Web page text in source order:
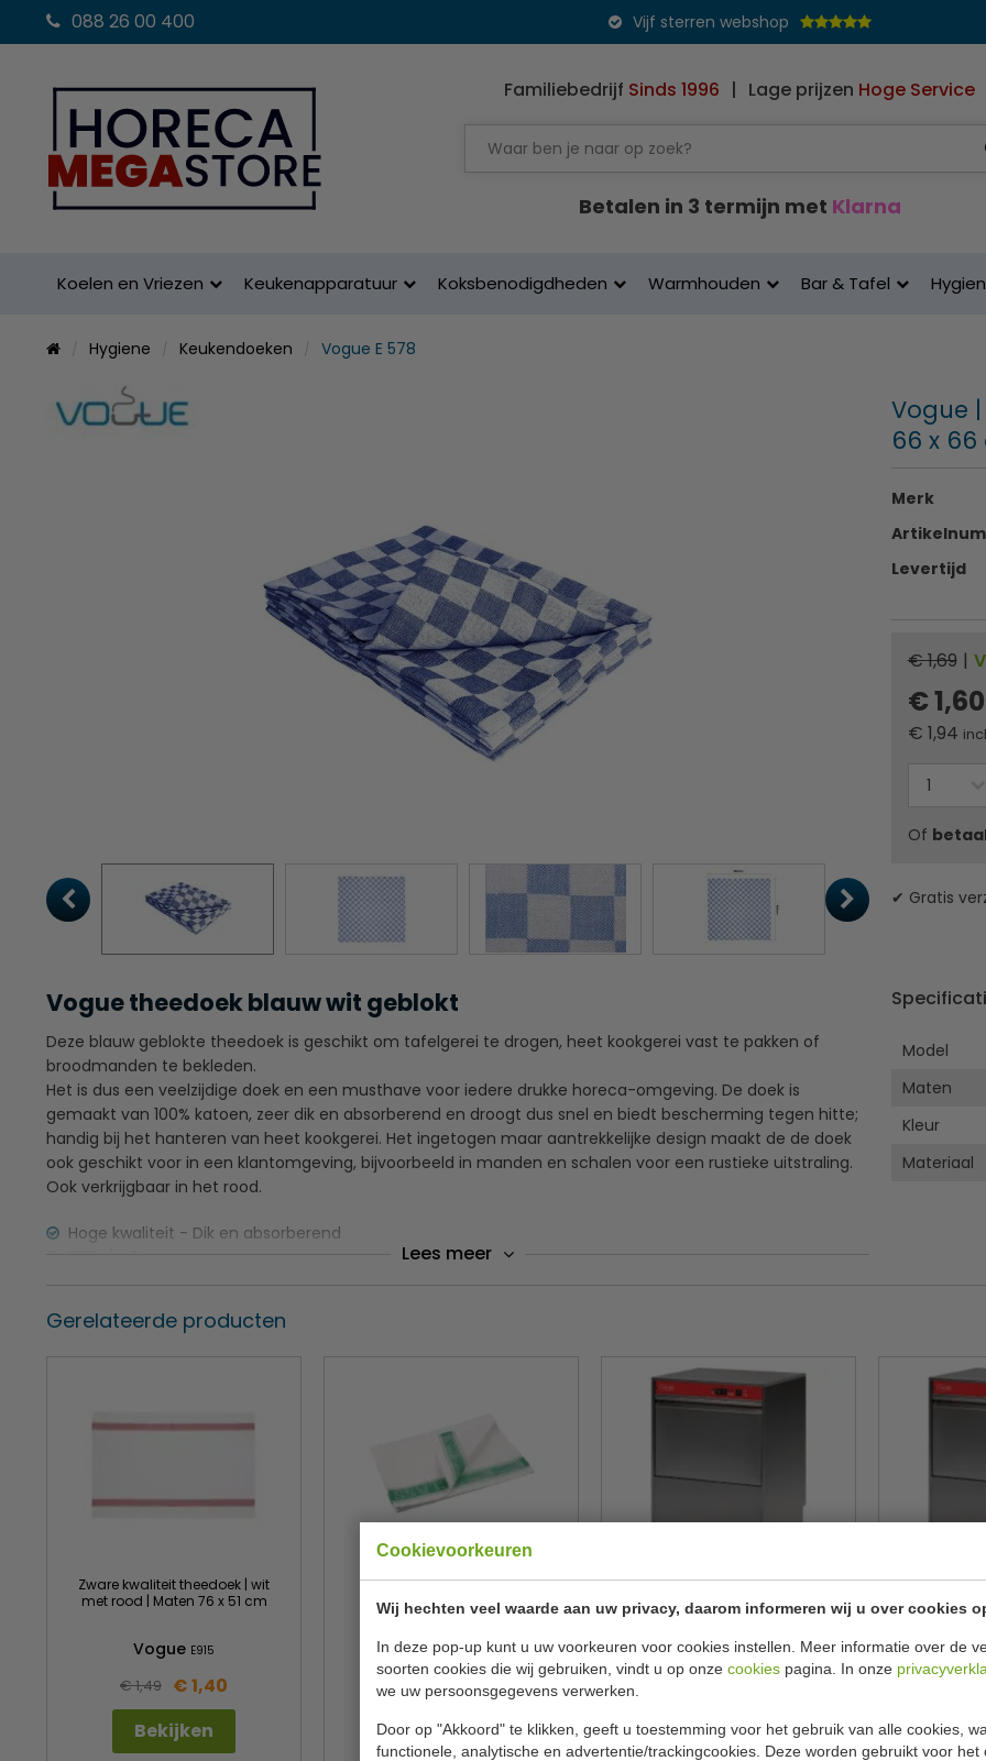
Cookievoorkeuren
Wij hechten veel waarde aan uw privacy, daarom informeren wij u over cookies
In deze pop-up kunt u uw voorkeuren voor cookies instellen. Meer informatie over de
soorten cookies die wij gebruiken, vindt u op onze cookies pagina. In onze
we uw persoonsgegevens verwerken.
Door op "Akkoord" te klikken, geeft u toestemming voor het gebruik van alle cookies,
functionele, analytische en advertentie/trackingcookies. Deze worden gebruikt voor het
088 26 00 400 Vijf sterren webshop
Familiebedrijf Sinds 1996 | Lage prijzen Hoge Service
Betalen in 3 termijn met Klarna
Koelen en Vriezen Keukenapparatuur Koksbenodigdheden Warmhouden Bar & Tafel
Hygiene Keukendoeken Vogue E 578
Vogue
66 x 66
Merk
Levertijd
€ 1,69 |
€ 1,60
€ 1,94
Of
✔ Gratis
Vogue theedoek blauw wit geblokt
Deze blauw geblokte theedoek is geschikt om tafelgerei te drogen, heet kookgerei vast te pakken of
broodmanden te bekleden.
Het is dus een veelzijdige doek en een musthave voor iedere drukke horeca-omgeving. De doek is
gemaakt van 100% katoen, zeer dik en absorberend en droogt dus snel en biedt bescherming tegen hitte;
handig bij het hanteren van heet kookgerei. Het ingetogen maar aantrekkelijke design maakt de de doek
ook geschikt voor in een klantomgeving, bijvoorbeeld in manden en schalen voor een rustieke uitstraling.
Ook verkrijgbaar in het rood.
Hoge kwaliteit - Dik en absorberend
Lees meer
Model
Maten
Kleur
Materiaal
Gerelateerde producten
Zware kwaliteit theedoek | wit
met rood | Maten 76 x 51 cm
Vogue E915
€ 1,49 € 1,40
Bekijken
Glasdoek | wit met groen |
maten 76 x 51 cm
VogueE912
€ 1,79 € 1,70
Bekijken
Met naglans doseerderKorven
50 x 50 cm
GastroMGL892
€ 2051,00
Bekijken
Breed 60 -